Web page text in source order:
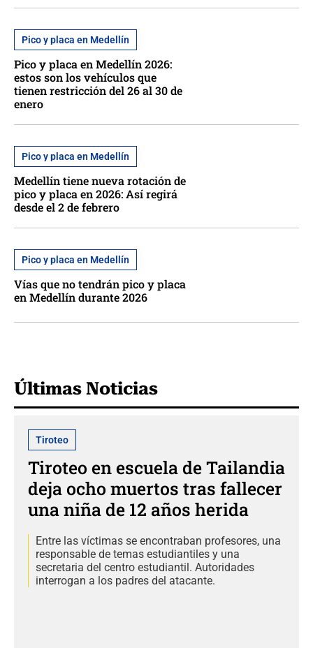
Pico y placa en Medellín
Pico y placa en Medellín 2026:
estos son los vehículos que
tienen restricción del 26 al 30 de
enero
Pico y placa en Medellín
Medellín tiene nueva rotación de
pico y placa en 2026: Así regirá
desde el 2 de febrero
Pico y placa en Medellín
Vías que no tendrán pico y placa
en Medellín durante 2026
Últimas Noticias
Tiroteo
Tiroteo en escuela de Tailandia
deja ocho muertos tras fallecer
una niña de 12 años herida
Entre las víctimas se encontraban profesores, una
responsable de temas estudiantiles y una
secretaria del centro estudiantil. Autoridades
interrogan a los padres del atacante.